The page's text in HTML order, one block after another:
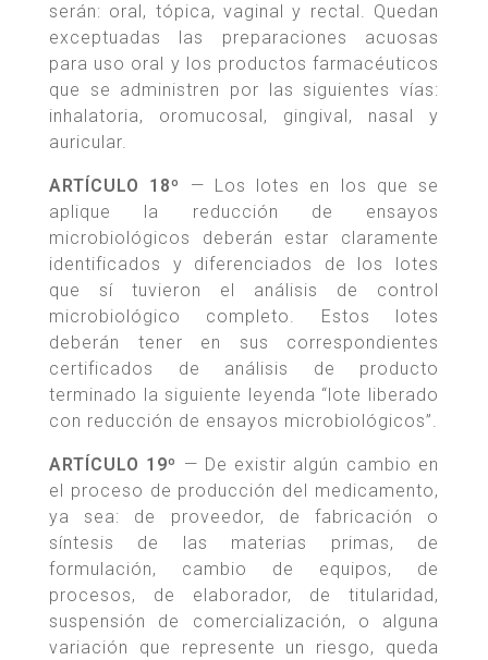
serán: oral, tópica, vaginal y rectal. Quedan
exceptuadas las preparaciones acuosas
para uso oral y los productos farmacéuticos
que se administren por las siguientes vías:
inhalatoria, oromucosal, gingival, nasal y
auricular.
ARTÍCULO 18º
— Los lotes en los que se
aplique la reducción de ensayos
microbiológicos deberán estar claramente
identificados y diferenciados de los lotes
que sí tuvieron el análisis de control
microbiológico completo. Estos lotes
deberán tener en sus correspondientes
certificados de análisis de producto
terminado la siguiente leyenda “lote liberado
con reducción de ensayos microbiológicos”.
ARTÍCULO 19º — De existir algún cambio en
el proceso de producción del medicamento,
ya sea: de proveedor, de fabricación o
síntesis de las materias primas, de
formulación, cambio de equipos, de
procesos, de elaborador, de titularidad,
suspensión de comercialización, o alguna
variación que represente un riesgo, queda